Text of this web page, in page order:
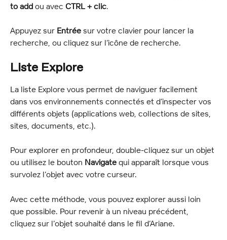
to add ou avec CTRL + clic.
Appuyez sur Entrée sur votre clavier pour lancer la
recherche, ou cliquez sur l’icône de recherche.
Liste Explore
La liste Explore vous permet de naviguer facilement
dans vos environnements connectés et d’inspecter vos
différents objets (applications web, collections de sites,
sites, documents, etc.).
Pour explorer en profondeur, double-cliquez sur un objet
ou utilisez le bouton Navigate qui apparaît lorsque vous
survolez l’objet avec votre curseur.
Avec cette méthode, vous pouvez explorer aussi loin
que possible. Pour revenir à un niveau précédent,
cliquez sur l’objet souhaité dans le fil d’Ariane.